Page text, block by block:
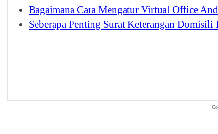
Bagaimana Cara Mengatur Virtual Office
Seberapa Penting Surat Keterangan Domisili